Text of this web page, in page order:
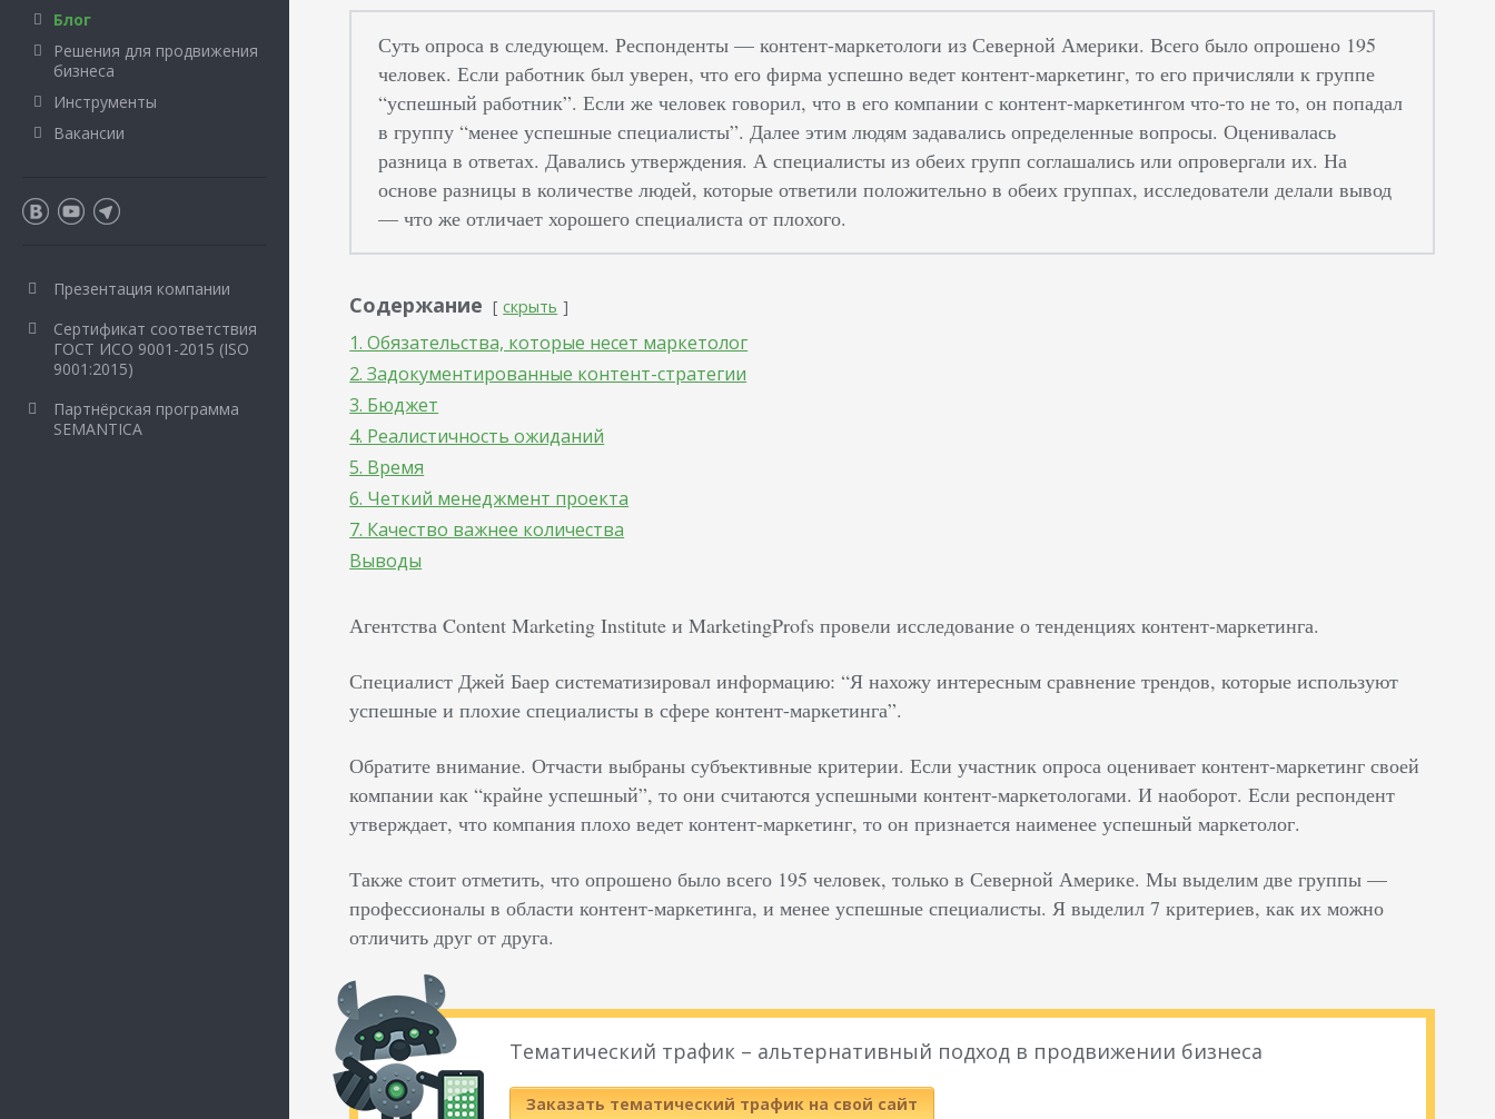
Суть опроса в следующем. Респонденты — контент-маркетологи из Северной Америки. Всего было опрошено 195
человек. Если работник был уверен, что его фирма успешно ведет контент-маркетинг, то его причисляли к группе
“успешный работник”. Если же человек говорил, что в его компании с контент-маркетингом что-то не то, он попадал
в группу “менее успешные специалисты”. Далее этим людям задавались определенные вопросы. Оценивалась
разница в ответах. Давались утверждения. А специалисты из обеих групп соглашались или опровергали их. На
основе разницы в количестве людей, которые ответили положительно в обеих группах, исследователи делали вывод
— что же отличает хорошего специалиста от плохого.
Содержание скрыть
1. Обязательства, которые несет маркетолог
2. Задокументированные контент-стратегии
3. Бюджет
4. Реалистичность ожиданий
5. Время
6. Четкий менеджмент проекта
7. Качество важнее количества
Выводы
Агентства Content Marketing Institute и MarketingProfs провели исследование о тенденциях контент-маркетинга.
Специалист Джей Баер систематизировал информацию: “Я нахожу интересным сравнение трендов, которые используют
успешные и плохие специалисты в сфере контент-маркетинга”.
Обратите внимание. Отчасти выбраны субъективные критерии. Если участник опроса оценивает контент-маркетинг своей
компании как “крайне успешный”, то они считаются успешными контент-маркетологами. И наоборот. Если респондент
утверждает, что компания плохо ведет контент-маркетинг, то он признается наименее успешный маркетолог.
Также стоит отметить, что опрошено было всего 195 человек, только в Северной Америке. Мы выделим две группы —
профессионалы в области контент-маркетинга, и менее успешные специалисты. Я выделил 7 критериев, как их можно
отличить друг от друга.
Тематический трафик – альтернативный подход в продвижении бизнеса
Заказать тематический трафик на свой сайт
Блог
Решения для продвижения
бизнеса
Инструменты
Вакансии
Презентация компании
Сертификат соответствия
ГОСТ ИСО 9001-2015 (ISO
9001:2015)
Партнёрская программа
SEMANTICA